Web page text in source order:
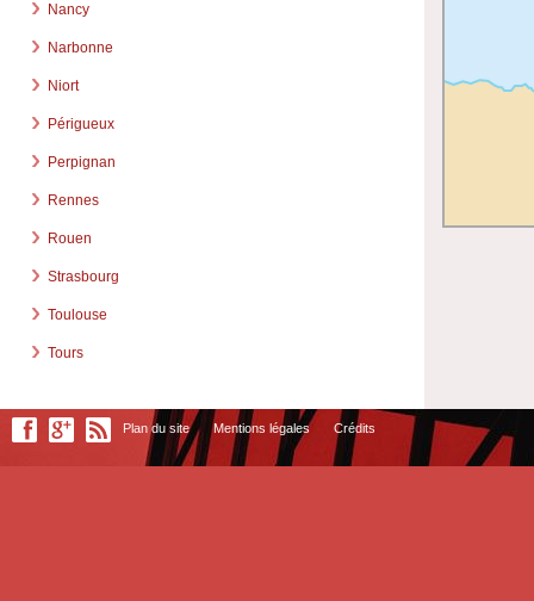
Nancy
Narbonne
Niort
Périgueux
Perpignan
Rennes
Rouen
Strasbourg
Toulouse
Tours
Plan du site Mentions légales Crédits